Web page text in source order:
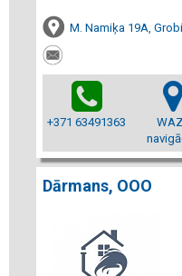
M. Namiķa 19A,
+371 63491363
Dārmans, ООО